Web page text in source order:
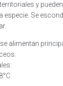
y
Se
alimentan